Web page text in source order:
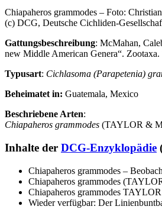
Chiapaheros grammodes – Foto:
(c) DCG, Deutsche Cichliden-
Gattungsbeschreibung: McMahan,
new Middle American Genera“.
Typusart: Cichlasoma (Parapetenia)
Beheimatet in: Guatemala, Mexico
Beschriebene Arten:
Chiapaheros grammodes (TAYLOR &
Inhalte der DCG-Enzyklopädie
Chiapaheros grammodes –
Chiapaheros grammodes
Chiapaheros grammodes
Wieder verfügbar: Der